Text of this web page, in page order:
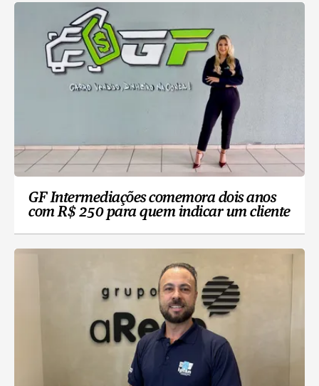
GF Intermediações comemora dois anos
com R$ 250 para quem indicar um cliente